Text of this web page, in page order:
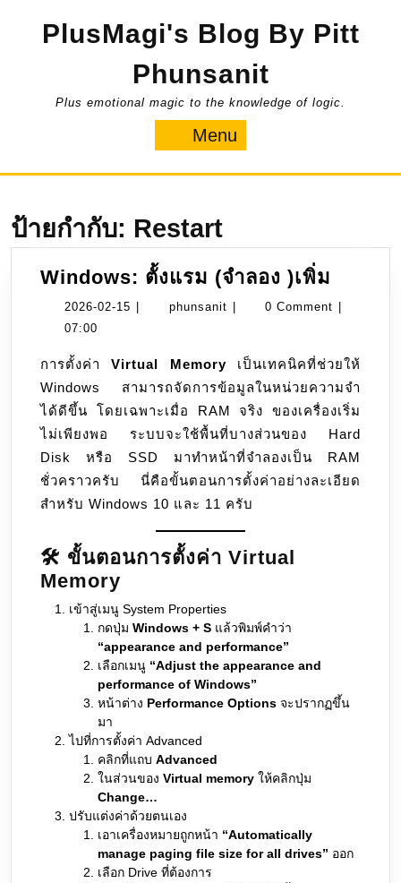
PlusMagi's Blog By Pitt
Phunsanit
Plus emotional magic to the knowledge of logic.
Menu
ป้ายกำกับ: Restart
Windows: ตั้งแรม (จำลอง )เพิ่ม
ตั้ง
)เพิ่ม
2026-02-15 2026- phunsanit phunsanit0 Comment
07:00
การตั้งค่าVirtual Memoryเป็นเทคนิคที่ช่วยให้
Windows สามารถจัดการข้อมูลในหน่วยความจำ
ได้ดีขึ้น โดยเฉพาะเมื่อ RAM จริง ของเครื่องเริ่ม
ไม่เพียงพอ ระบบจะใช้พื้นที่บางส่วนของ Hard
Disk หรือ SSD มาทำหน้าที่จำลองเป็น RAM
ชั่วคราวครับ นี่คือขั้นตอนการตั้งค่าอย่างละเอียด
สำหรับ Windows 10 และ 11 ครับ
🛠 ขั้นตอนการตั้งค่า Virtual
Memory
เข้าสู่เมนู System Properties
กดปุ่ม Windows + S แล้วพิมพ์คำว่า
“appearance and performance”
เลือกเมนู “Adjust the appearance and
performance of Windows”
หน้าต่าง Performance Options จะปรากฏขึ้น
มา
ไปที่การตั้งค่า Advanced
คลิกที่แถบ Advanced
ในส่วนของ Virtual memory ให้คลิกปุ่ม
Change…
ปรับแต่งค่าด้วยตนเอง
เอาเครื่องหมายถูกหน้า “Automatically
manage paging file size for all drives” ออก
เลือก Drive ที่ต้องการ